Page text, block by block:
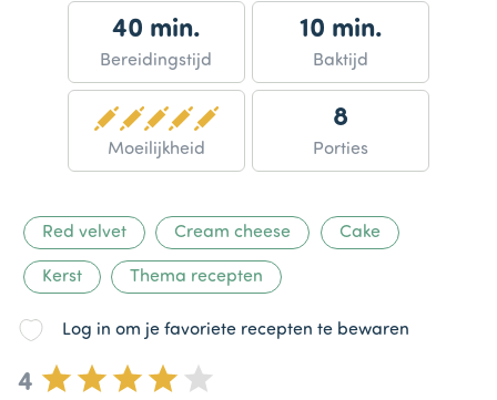
40 min.
Bereidingstijd
10 min.
Baktijd
Moeilijkheid
8
Porties
Red velvet Cream cheese Cake
Kerst Thema recepten
Log in om je favoriete recepten te bewaren
4